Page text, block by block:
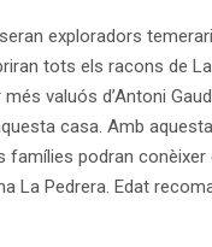
exploradors
tots els racons de
valuós d’Antoni
casa. Amb
famílies podran
La Pedrera. Edat